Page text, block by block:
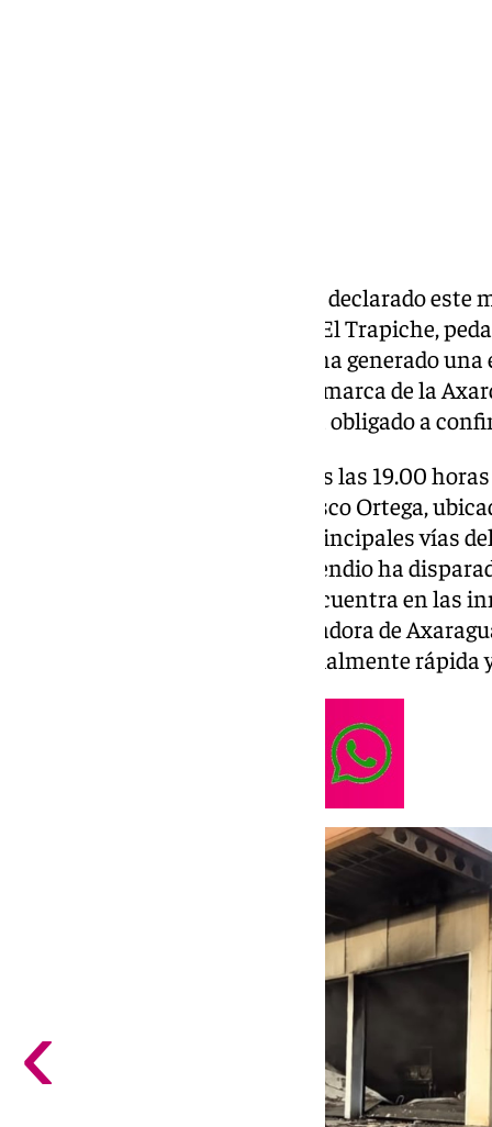
Un espectacular incendio se ha declarado
una nave industrial situada en El Trapiche,
Vélez-Málaga. El siniestro, que ha generado
visible desde gran parte de la comarca de la
dispositivo de emergencias y ha obligado a
El fuego se ha originado pasadas las 19.00
de camiones frigoríficos Francisco Ortega,
(A-356) y la A-7205, dos de las principales vías
de Málaga. La ubicación del incendio ha
primer momento: la nave se encuentra en las
servicio y de la planta potabilizadora de
respuesta de emergencia especialmente rápida
‹